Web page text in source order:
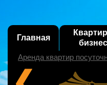
Главная
Аренда квартир